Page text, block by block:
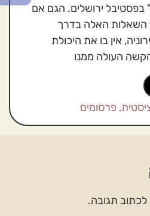
בפסטיבל ירושלים. הגם אם
השאלות האלה בדרך
אין בו את היכולת
העולה ממנו
, פרסומים
לכתוב תגובה.